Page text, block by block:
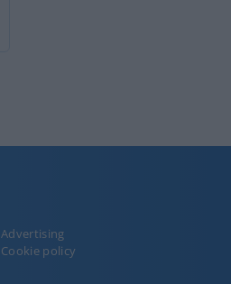
Advertising
Cookie policy